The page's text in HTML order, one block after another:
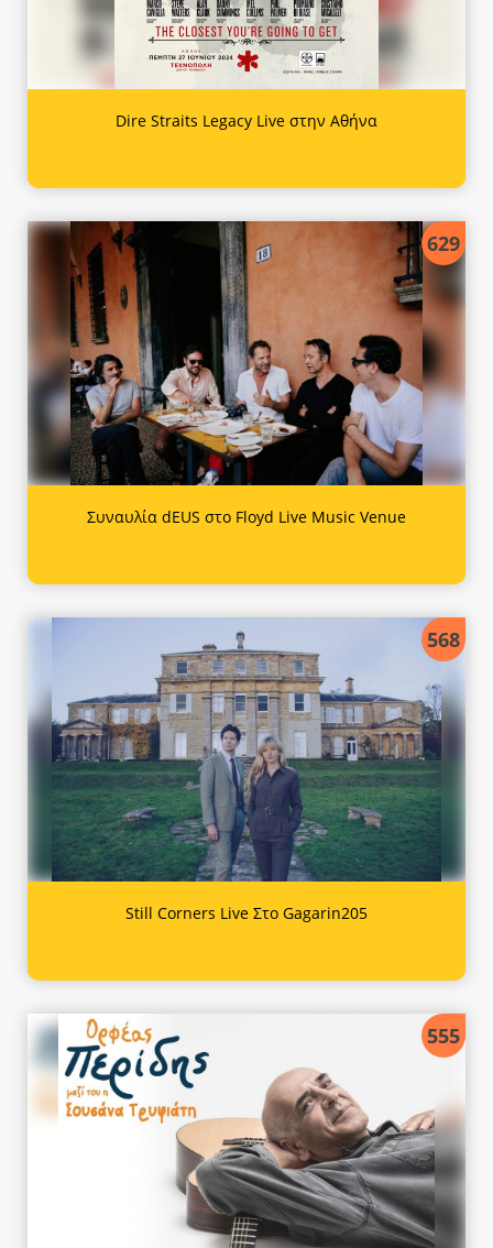
Dire Straits Legacy Live στην Αθήνα
629
Συναυλία dEUS στο Floyd Live Music Venue
568
Still Corners Live Στο Gagarin205
555